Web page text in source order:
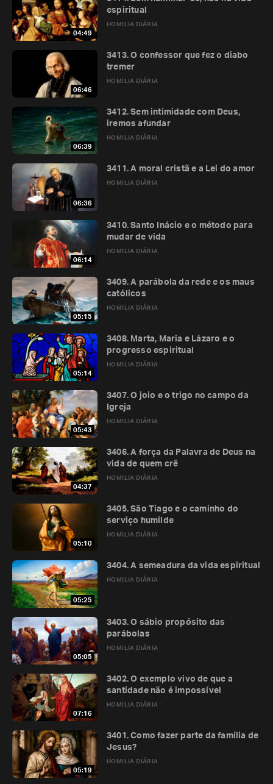
04:49
HOMILIA DIÁRIA
espiritual
06:46
HOMILIA DIÁRIA
3413. O confessor que fez o diabo
tremer
06:39
HOMILIA DIÁRIA
3412. Sem intimidade com Deus,
iremos afundar
06:36
HOMILIA DIÁRIA
3411. A moral cristã e a Lei do amor
06:14
HOMILIA DIÁRIA
3410. Santo Inácio e o método para
mudar de vida
05:15
HOMILIA DIÁRIA
3409. A parábola da rede e os maus
católicos
05:14
HOMILIA DIÁRIA
3408. Marta, Maria e Lázaro e o
progresso espiritual
05:43
HOMILIA DIÁRIA
3407. O joio e o trigo no campo da
Igreja
04:37
HOMILIA DIÁRIA
3406. A força da Palavra de Deus na
vida de quem crê
05:10
HOMILIA DIÁRIA
3405. São Tiago e o caminho do
serviço humilde
05:25
HOMILIA DIÁRIA
3404. A semeadura da vida espiritual
05:05
HOMILIA DIÁRIA
3403. O sábio propósito das
parábolas
07:16
HOMILIA DIÁRIA
3402. O exemplo vivo de que a
santidade não é impossível
05:19
HOMILIA DIÁRIA
3401. Como fazer parte da família de
Jesus?